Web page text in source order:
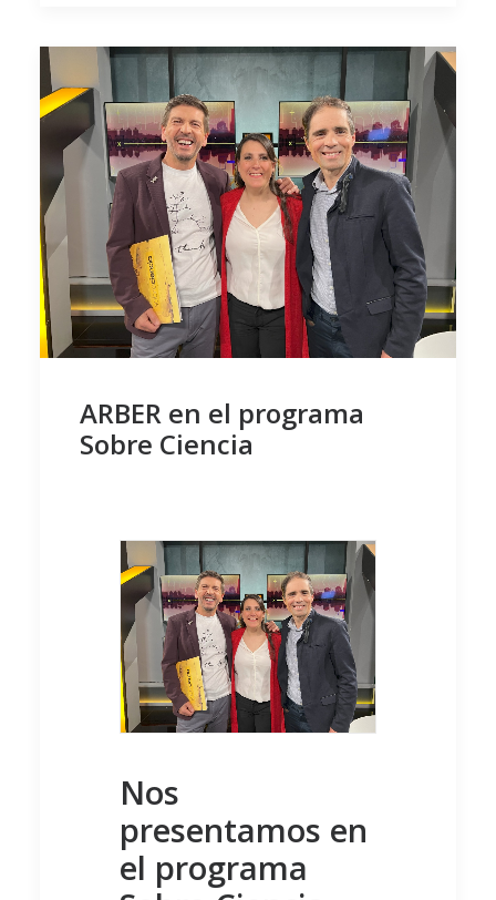
ARBER en el programa
Sobre Ciencia
Nos
presentamos en
el programa